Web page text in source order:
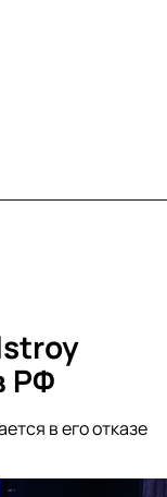
РФ
в его отказе